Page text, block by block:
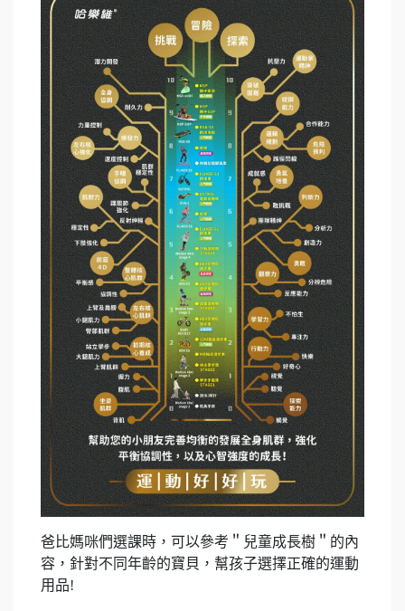
爸比媽咪們選課時，可以參考＂兒童成長樹＂的內
容，針對不同年齡的寶貝，幫孩子選擇正確的運動
用品!